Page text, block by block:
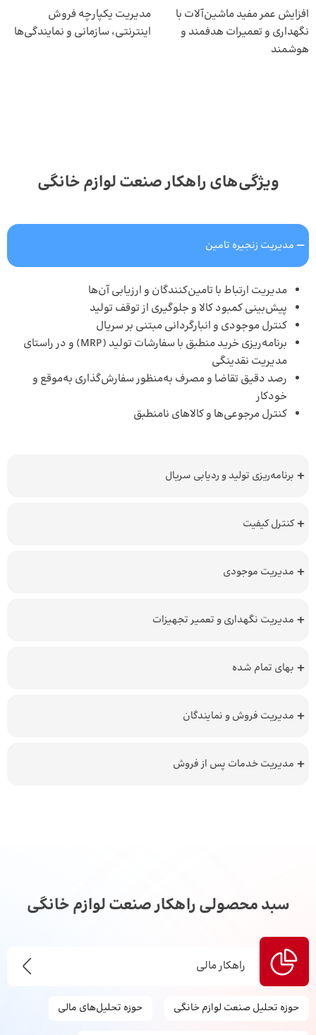
افزایش عمر مفید ماشین‌آلات با
نگهداری و تعمیرات هدفمند و
هوشمند
مدیریت یکپارچه فروش
اینترنتی، سازمانی و نمایندگی‌ها
ویژگی‌های راهکار صنعت لوازم خانگی
مدیریت زنجیره تامین
مدیریت ارتباط با تامین‌کنندگان و ارزیابی آن‌ها
پیش‌بینی کمبود کالا و جلوگیری از توقف تولید
کنترل موجودی و انبارگردانی مبتنی بر سریال
برنامه‌ریزی خرید منطبق با سفارشات تولید (MRP) و در راستای
مدیریت نقدینگی
رصد دقیق تقاضا و مصرف به‌منظور سفارش‌گذاری به‌موقع و
خودکار
کنترل مرجوعی‌ها و کالاهای نامنطبق
برنامه‌ریزی تولید و ردیابی سریال
کنترل کیفیت
مدیریت موجودی
مدیریت نگهداری و تعمیر تجهیزات
بهای تمام شده
مدیریت فروش و نمایندگان
مدیریت خدمات پس از فروش
سبد محصولی راهکار صنعت لوازم خانگی
راهکار مالی
حوزه تحلیل صنعت لوازم خانگی حوزه تحلیل‌های مالی